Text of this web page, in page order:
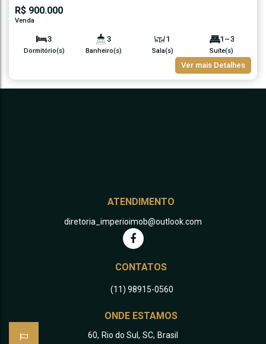
R$ 900.000
3
Dormitório(s)
3
Banheiro(s)
1
Sala(s)
1 ~ 3
Suíte(s)
Terreno:
150m²
Ver mais Detalhes
ATENDIMENTO
diretoria_imperioimob@outlook.com
CONTATOS
(11) 98915-0560
ONDE ESTAMOS
60, Rio do Sul , SC, Brasil